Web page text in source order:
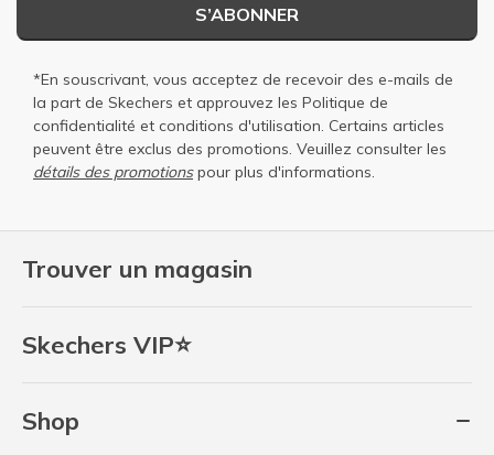
Trouver un magasin
Skechers VIP⭐
Shop
S’ABONNER
*En souscrivant, vous acceptez de recevoir des e-mails de
la part de Skechers et approuvez les Politique de
confidentialité et conditions d'utilisation. Certains articles
peuvent être exclus des promotions. Veuillez consulter les
détails des promotionspour plus d'informations.